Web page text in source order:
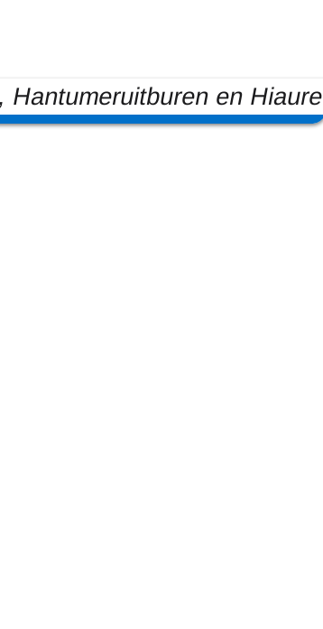
Hantumeruitburen en Hiaure